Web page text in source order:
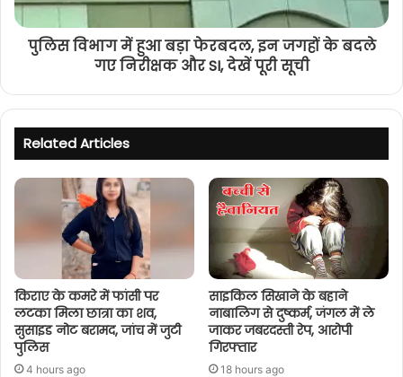
पुलिस विभाग में हुआ बड़ा फेरबदल, इन जगहों के बदले
गए निरीक्षक और SI, देखें पूरी सूची
Related Articles
किराए के कमरे में फांसी पर
लटका मिला छात्रा का शव,
सुसाइड नोट बरामद, जांच में जुटी
पुलिस
4 hours ago
साइकिल सिखाने के बहाने
नाबालिग से दुष्कर्म, जंगल में ले
जाकर जबरदस्ती रेप, आरोपी
गिरफ्तार
18 hours ago